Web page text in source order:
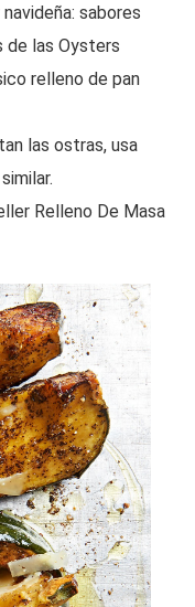
sabores
de las Oysters
relleno de pan
las ostras, usa
Relleno De Masa